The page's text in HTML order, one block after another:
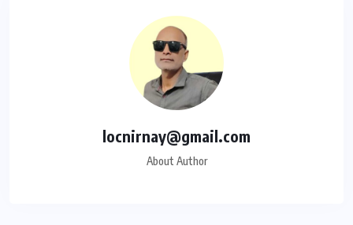
locnirnay@gmail.com
About Author